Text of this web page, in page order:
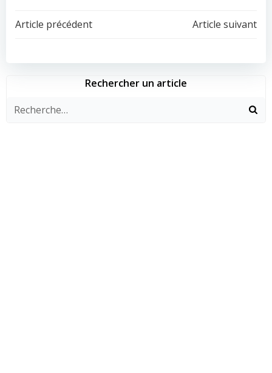
Navigation
de
l’article
Article précédent
Navigation
de
l’article
Article suivant
Rechercher un article